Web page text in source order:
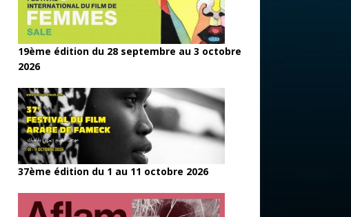
19ème édition du 28 septembre au 3 octobre
2026
37ème édition du 1 au 11 octobre 2026